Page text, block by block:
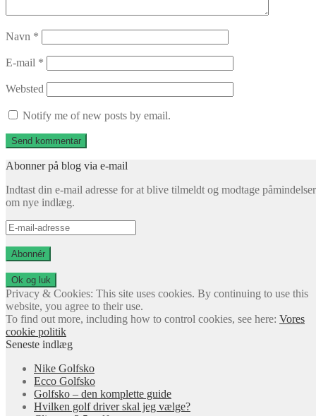
Navn *
E-mail *
Websted
Notify me of new posts by email.
Abonner på blog via e-mail
Indtast din e-mail adresse for at blive tilmeldt og modtage påmindelser
om nye indlæg.
E-
mail-
adresse
Abonnér
Privacy & Cookies: This site uses cookies. By continuing to use this
website, you agree to their use.
To find out more, including how to control cookies, see here: Vores
cookie politik
Seneste indlæg
Nike Golfsko
Ecco Golfsko
Golfsko – den komplette guide
Hvilken golf driver skal jeg vælge?